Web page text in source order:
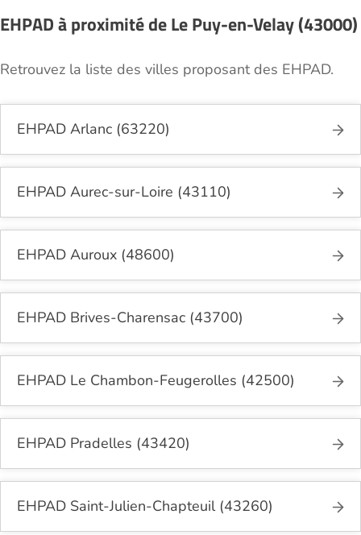
EHPAD à proximité de Le Puy-en-Velay (43000)
Retrouvez la liste des villes proposant des EHPAD.
EHPAD Arlanc (63220)
EHPAD Aurec-sur-Loire (43110)
EHPAD Auroux (48600)
EHPAD Brives-Charensac (43700)
EHPAD Le Chambon-Feugerolles (42500)
EHPAD Pradelles (43420)
EHPAD Saint-Julien-Chapteuil (43260)